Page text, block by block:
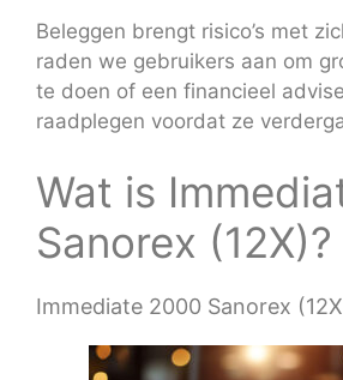
Beleggen brengt risico’s met
raden we gebruikers aan om
te doen of een financieel
raadplegen voordat ze
Wat is
Sanorex (12X)?
Immediate 2000 Sanorex